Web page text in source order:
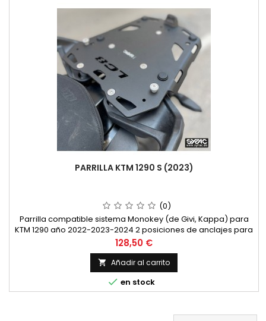
PARRILLA KTM 1290 S (2023)
(0)
Parrilla compatible sistema Monokey (de Givi, Kappa) para
KTM 1290 año 2022-2023-2024 2 posiciones de anclajes para
situar el baúl. Refuerzo inferior, proteccion básica antihurto
NO necesita adapador ni piezas adicionales para montaje
Posicion baja
Precio
128,50 €
 Añadir al carrito
 en stock